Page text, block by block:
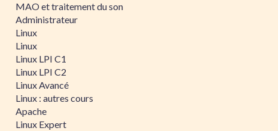
MAO et traitement du son
Administrateur
Linux
Linux
Linux LPI C1
Linux LPI C2
Linux Avancé
Linux : autres cours
Apache
Linux Expert